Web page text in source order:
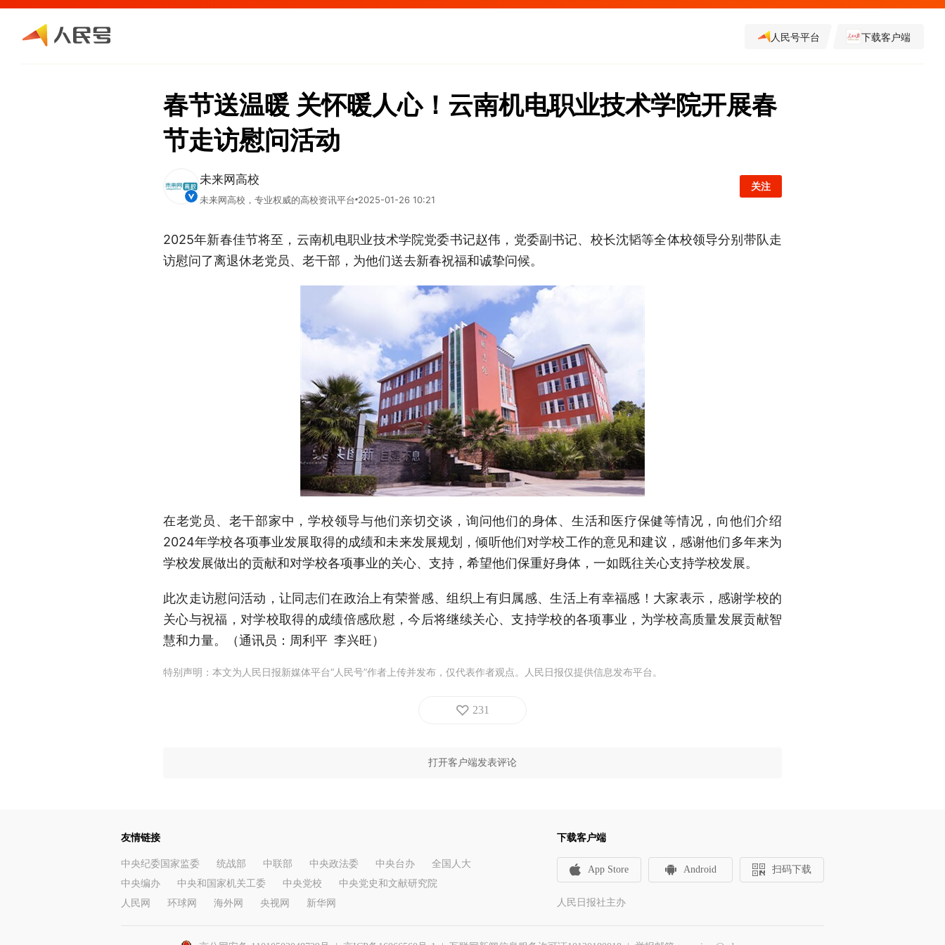
人民号平台 下载客户端
春节送温暖 关怀暖人心！云南机电职业技术学院开展春
节走访慰问活动
未来网高校
未来网高校，专业权威的高校资讯平台 2025-01-26 10:21
关注
2025年新春佳节将至，云南机电职业技术学院党委书记赵伟，党委副书记、校长沈韬等全体校领导分别带队走
访慰问了离退休老党员、老干部，为他们送去新春祝福和诚挚问候。
在老党员、老干部家中，学校领导与他们亲切交谈，询问他们的身体、生活和医疗保健等情况，向他们介绍
2024年学校各项事业发展取得的成绩和未来发展规划，倾听他们对学校工作的意见和建议，感谢他们多年来为
学校发展做出的贡献和对学校各项事业的关心、支持，希望他们保重好身体，一如既往关心支持学校发展。
此次走访慰问活动，让同志们在政治上有荣誉感、组织上有归属感、生活上有幸福感！大家表示，感谢学校的
关心与祝福，对学校取得的成绩倍感欣慰，今后将继续关心、支持学校的各项事业，为学校高质量发展贡献智
慧和力量。（通讯员 ：周利平 李兴旺）
特别声明：本文为人民日报新媒体平台“人民号”作者上传并发布，仅代表作者观点。人民日报仅提供信息发布平台。
231
打开客户端发表评论
友情链接
中央纪委国家监委 统战部 中联部 中央政法委 中央台办
全国人大
中央编办
中央和国家机关工委 中央党校
中央党史和文献研究院
人民网
环球网 海外网 央视网 新华网
下载客户端
App Store Android 扫码下载
人民日报社主办